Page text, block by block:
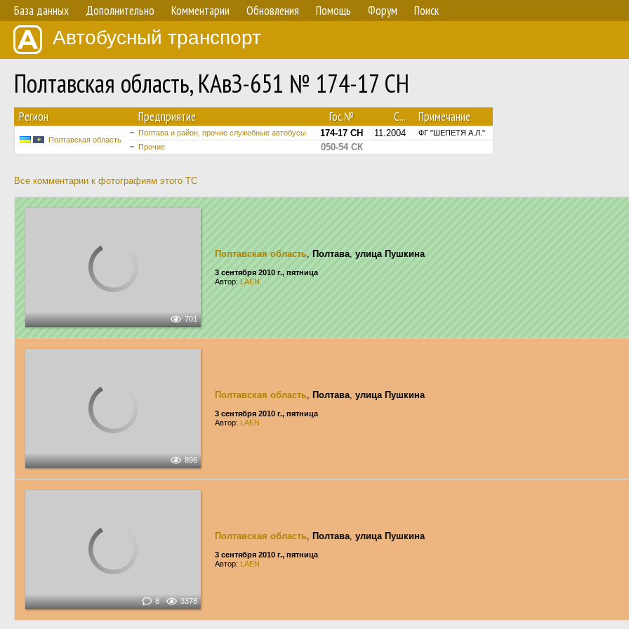
База данных Дополнительно Комментарии Обновления Помощь Форум Поиск
Автобусный транспорт
Полтавская область, КАвЗ-651 № 174-17 СН
Регион Предприятие Гос.№ С... Примечание
Полтавская область
Полтава и район, прочие служебные автобусы 174-17 СН 11.2004
ФГ "ШЕПЕТЯ А.Л."
Прочие
050-54 СК
Все комментарии к фотографиям этого ТС
701
Полтавская область, Полтава, улица Пушкина
3 сентября 2010 г., пятница
Автор: LAEN
896
Полтавская область, Полтава, улица Пушкина
3 сентября 2010 г., пятница
Автор: LAEN
8 3378
Полтавская область, Полтава, улица Пушкина
3 сентября 2010 г., пятница
Автор: LAEN